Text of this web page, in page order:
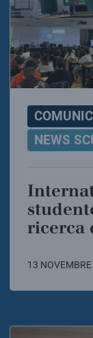
NEWS
International Cosmic Day:
ricerca
13